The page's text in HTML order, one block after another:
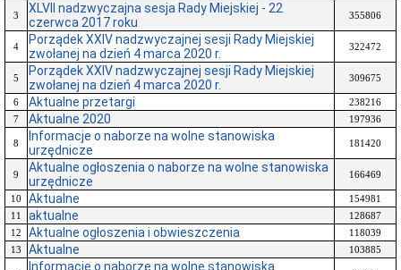
3
XLVII nadzwyczajna sesja Rady Miejskiej - 22
czerwca 2017 roku
355806
4
Porządek XXIV nadzwyczajnej sesji Rady Miejskiej
zwołanej na dzień 4 marca 2020 r.
322472
5
Porządek XXIV nadzwyczajnej sesji Rady Miejskiej
zwołanej na dzień 4 marca 2020 r.
309675
6 Aktualne przetargi
238216
7
Aktualne 2020 197936
8
Informacje o naborze na wolne stanowiska
urzędnicze
181420
9
Aktualne ogłoszenia o naborze na wolne stanowiska
urzędnicze
166469
10 Aktualne
154981
11
aktualne
128687
12
Aktualne ogłoszenia i obwieszczenia
118039
13
Aktualne 103885
Informacje o naborze na wolne stanowiska